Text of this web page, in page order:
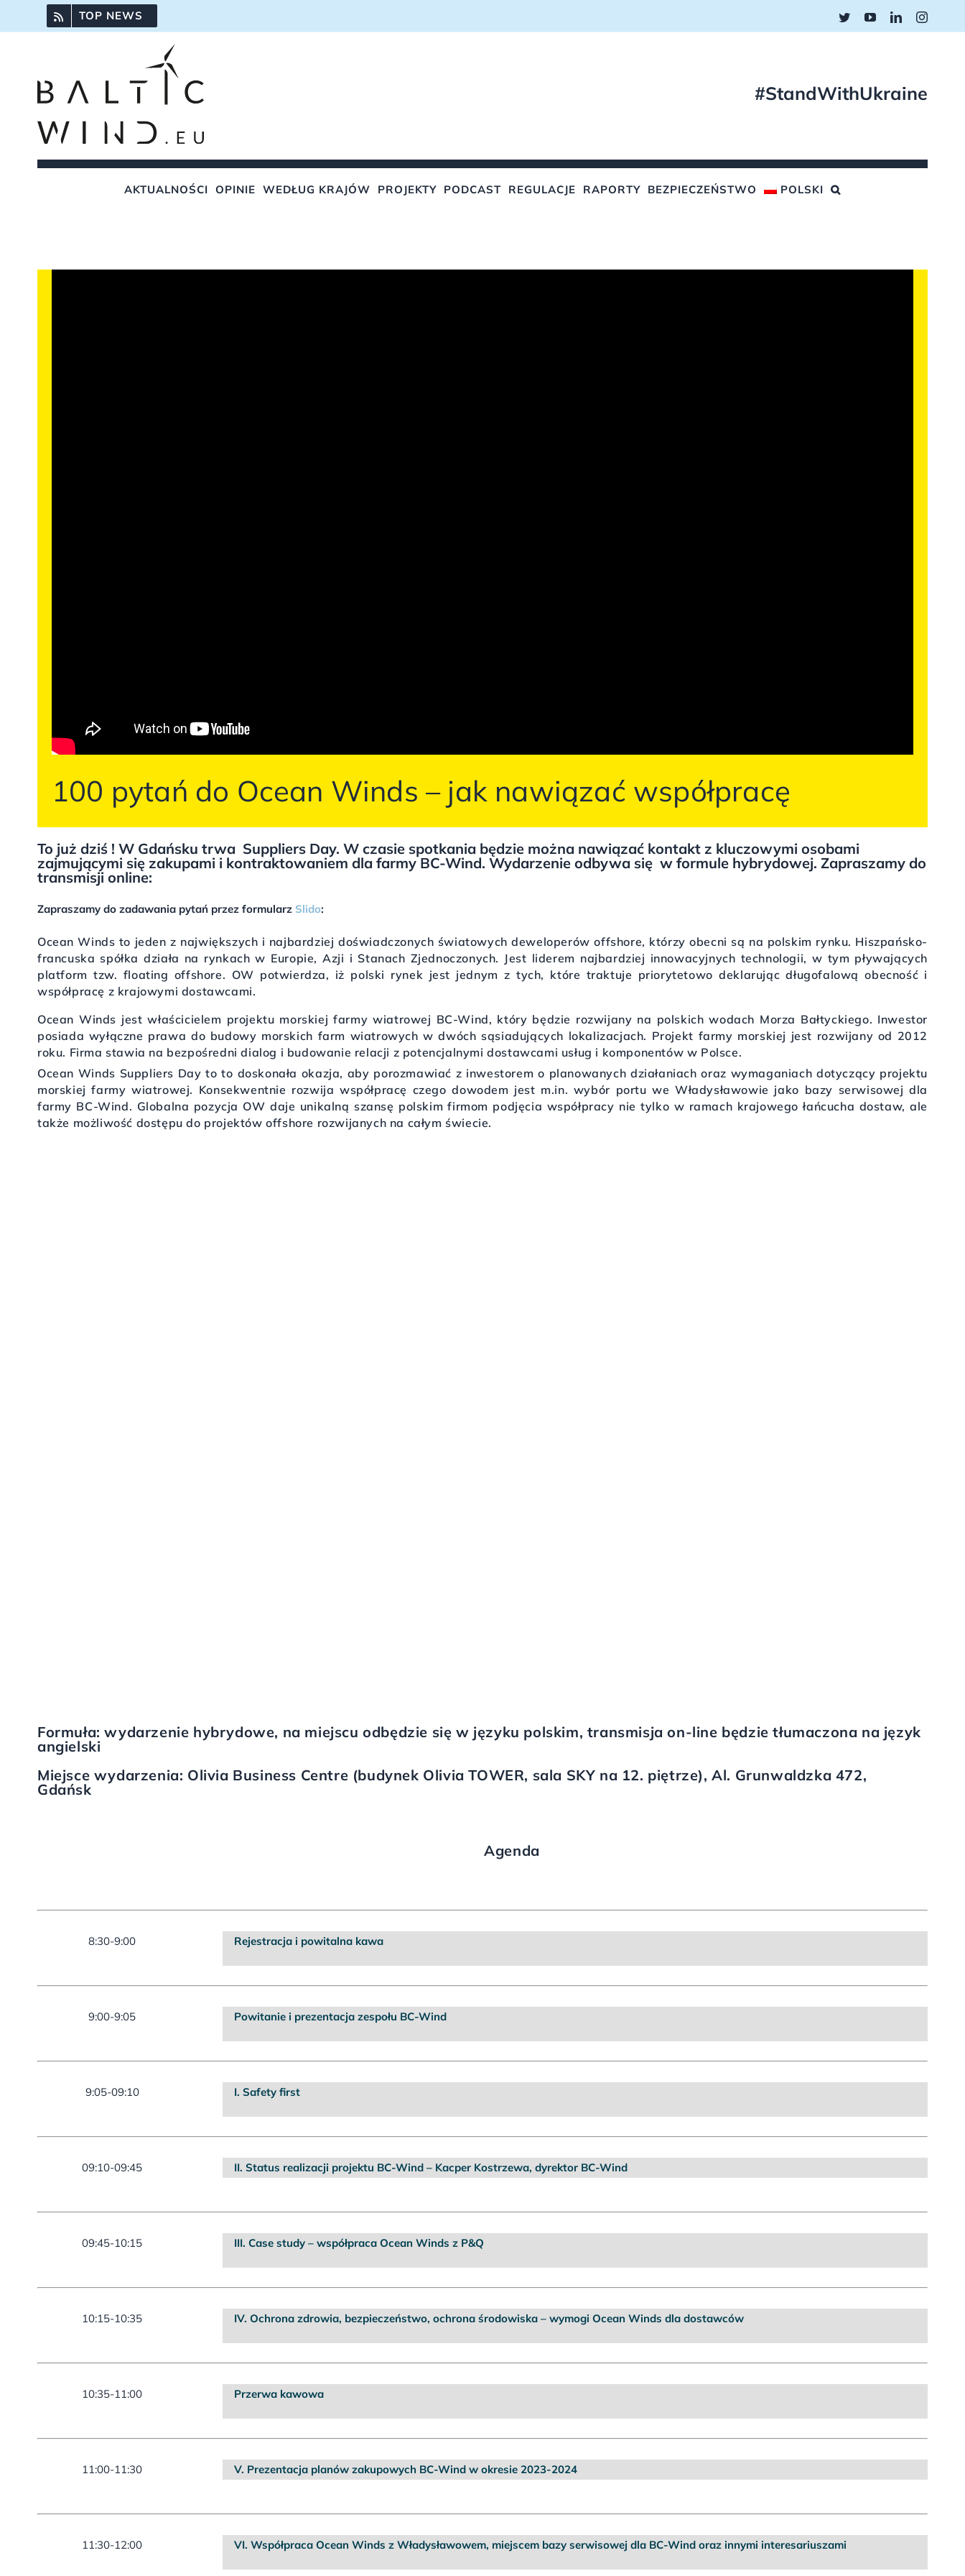
do
TOP NEWS TwitterYouTubeLinkedIn
#StandWithUkraine
AKTUALNOŚCI OPINIE WEDŁUG KRAJÓW PROJEKTY PODCAST REGULACJE RAPORTY BEZPIECZEŃSTWO POLSKI
100 pytań do Ocean Winds – jak nawiązać współpracę
To już dziś ! W Gdańsku trwa Suppliers Day. W czasie spotkania będzie można nawiązać kontakt z kluczowymi osobami
zajmującymi się zakupami i kontraktowaniem dla farmy BC-Wind. Wydarzenie odbywa się w formule hybrydowej. Zapraszamy do
transmisji online:
Zapraszamy do zadawania pytań przez formularzSlido:
Ocean Winds to jeden z największych i najbardziej doświadczonych światowych deweloperów offshore, którzy obecni są na polskim rynku. Hiszpańsko-
francuska spółka działa na rynkach w Europie, Azji i Stanach Zjednoczonych. Jest liderem najbardziej innowacyjnych technologii, w tym pływających
platform tzw. floating offshore. OW potwierdza, iż polski rynek jest jednym z tych, które traktuje priorytetowo deklarując długofalową obecność i
współpracę z krajowymi dostawcami.
Ocean Winds jest właścicielem projektu morskiej farmy wiatrowej BC-Wind, który będzie rozwijany na polskich wodach Morza Bałtyckiego. Inwestor
posiada wyłączne prawa do budowy morskich farm wiatrowych w dwóch sąsiadujących lokalizacjach. Projekt farmy morskiej jest rozwijany od 2012
roku. Firma stawia na bezpośredni dialog i budowanie relacji z potencjalnymi dostawcami usług i komponentów w Polsce.
Ocean Winds Suppliers Day to to doskonała okazja, aby porozmawiać z inwestorem o planowanych działaniach oraz wymaganiach dotyczący projektu
morskiej farmy wiatrowej. Konsekwentnie rozwija współpracę czego dowodem jest m.in. wybór portu we Władysławowie jako bazy serwisowej dla
farmy BC-Wind. Globalna pozycja OW daje unikalną szansę polskim firmom podjęcia współpracy nie tylko w ramach krajowego łańcucha dostaw, ale
także możliwość dostępu do projektów offshore rozwijanych na całym świecie.
Formuła: wydarzenie hybrydowe, na miejscu odbędzie się w języku polskim, transmisja on-line będzie tłumaczona na język
angielski
Miejsce wydarzenia: Olivia Business Centre (budynek Olivia TOWER, sala SKY na 12. piętrze), Al. Grunwaldzka 472,
Gdańsk
Agenda
8:30-9:00 Rejestracja i powitalna kawa
9:00-9:05 Powitanie i prezentacja zespołu BC-Wind
9:05-09:10 I. Safety first
09:10-09:45 II. Status realizacji projektu BC-Wind – Kacper Kostrzewa, dyrektor BC-Wind
09:45-10:15 III. Case study – współpraca Ocean Winds z P&Q
10:15-10:35 IV. Ochrona zdrowia, bezpieczeństwo, ochrona środowiska – wymogi Ocean Winds dla dostawców
10:35-11:00 Przerwa kawowa
11:00-11:30 V. Prezentacja planów zakupowych BC-Wind w okresie 2023-2024
11:30-12:00 VI. Współpraca Ocean Winds z Władysławowem, miejscem bazy serwisowej dla BC-Wind oraz innymi interesariuszami